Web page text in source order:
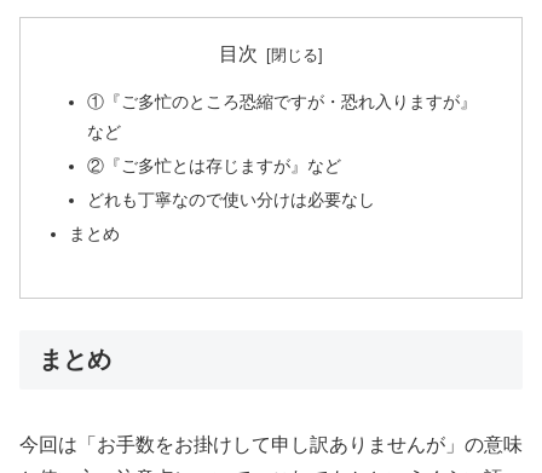
目次
①『ご多忙のところ恐縮ですが・恐れ入りますが』
など
②『ご多忙とは存じますが』など
どれも丁寧なので使い分けは必要なし
まとめ
まとめ
今回は「お手数をお掛けして申し訳ありませんが」の意味